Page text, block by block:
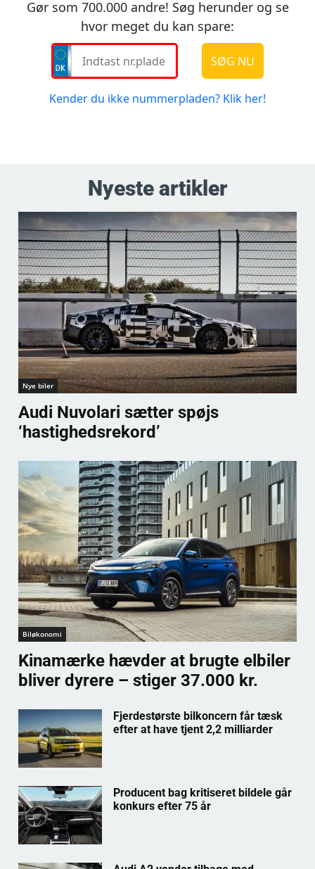
Nyeste artikler
Nye biler
Audi Nuvolari sætter spøjs
‘hastighedsrekord’
Biløkonomi
Kinamærke hævder at brugte elbiler
bliver dyrere – stiger 37.000 kr.
Fjerdestørste bilkoncern får tæsk
efter at have tjent 2,2 milliarder
Producent bag kritiseret bildele går
konkurs efter 75 år